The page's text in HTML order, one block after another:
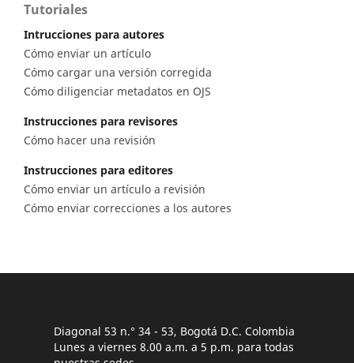
Tutoriales
Intrucciones para autores
Cómo enviar un artículo
Cómo cargar una versión corregida
Cómo diligenciar metadatos en OJS
Instrucciones para revisores
Cómo hacer una revisión
Instrucciones para editores
Cómo enviar un artículo a revisión
Cómo enviar correcciones a los autores
Diagonal 53 n.° 34 - 53, Bogotá D.C. Colombia
Lunes a viernes 8.00 a.m. a 5 p.m. para todas